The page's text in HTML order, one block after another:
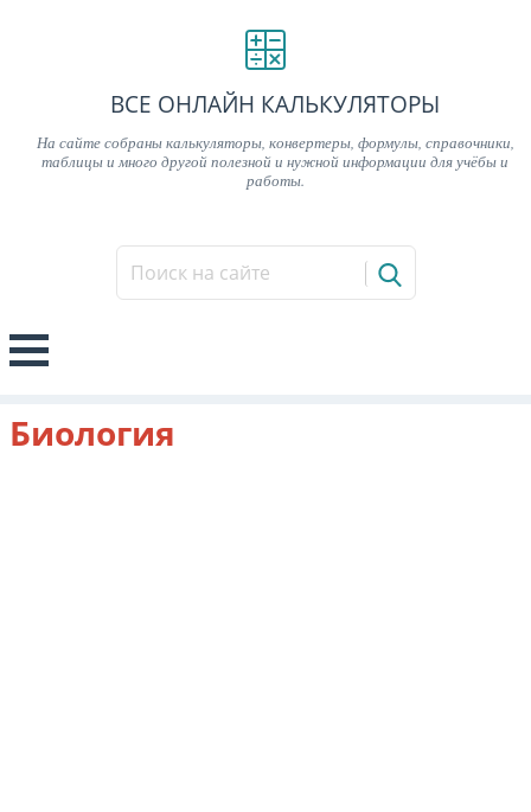
ВСЕ ОНЛАЙН КАЛЬКУЛЯТОРЫ
На сайте собраны калькуляторы, конвертеры, формулы, справочники,
таблицы и много другой полезной и нужной информации для учёбы и
работы.
Биология